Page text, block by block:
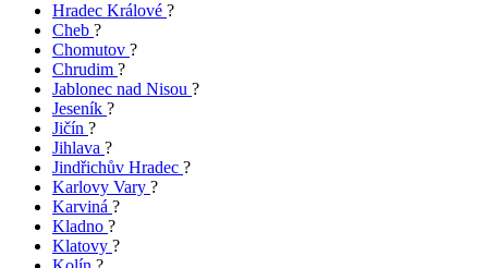
Hradec Králové ?
Cheb ?
Chomutov ?
Chrudim ?
Jablonec nad Nisou ?
Jeseník ?
Jičín ?
Jihlava ?
Jindřichův Hradec ?
Karlovy Vary ?
Karviná ?
Kladno ?
Klatovy ?